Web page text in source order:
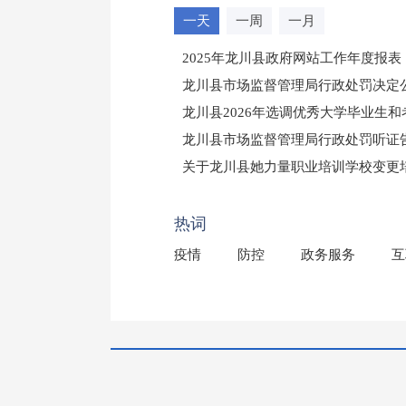
一天 一周 一月
2025年龙川县政府网站工作年度报表
龙川县市场监督管理局行政处罚决定
龙川县2026年选调优秀大学毕业生
龙川县市场监督管理局行政处罚听证
（龙市监罚送告〔2026〕71号）
关于龙川县她力量职业培训学校变更
热词
疫情 防控 政务服务